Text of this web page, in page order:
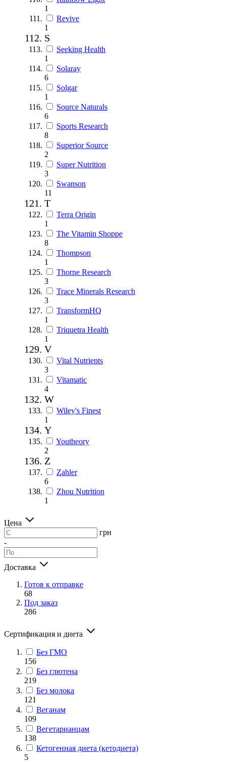
1
Revive
1
S
Seeking Health
1
Solaray
6
Solgar
1
Source Naturals
6
Sports Research
8
Superior Source
2
Super Nutrition
3
Swanson
11
T
Terra Origin
1
The Vitamin Shoppe
8
Thompson
1
Thorne Research
3
Trace Minerals Research
3
TransformHQ
1
Triquetra Health
1
V
Vital Nutrients
3
Vitamatic
4
W
Wiley's Finest
1
Y
Youtheory
2
Z
Zahler
6
Zhou Nutrition
1
Цена
грн
-
Доставка
Готов к отправке
68
Под заказ
286
Сертификация и диета
Без ГМО
156
Без глютена
219
Без молока
121
Веганам
109
Вегетарианцам
138
Кетогенная диета (кетодиета)
5